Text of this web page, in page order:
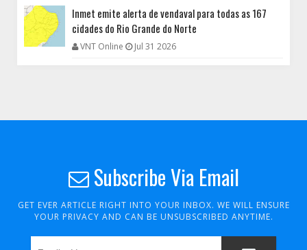
Inmet emite alerta de vendaval para todas as 167
cidades do Rio Grande do Norte
VNT Online Jul 31 2026
Subscribe Via Email
GET EVER ARTICLE RIGHT INTO YOUR INBOX. WE WILL ENSURE
YOUR PRIVACY AND CAN BE UNSUBSCRIBED ANYTIME.